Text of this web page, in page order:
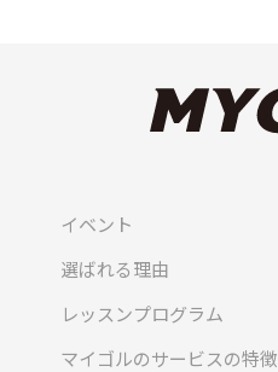
イベント
選ばれる理由
レッスンプログラム
マイゴルのサービスの特徴